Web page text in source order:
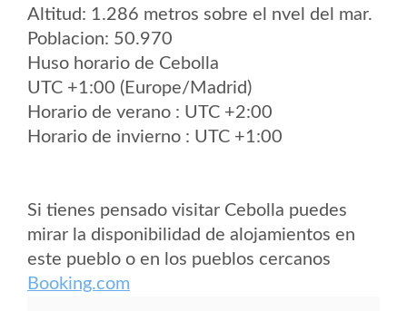
Altitud: 1.286 metros sobre el nvel del mar.
Poblacion: 50.970
Huso horario de Cebolla
UTC +1:00 (Europe/Madrid)
Horario de verano : UTC +2:00
Horario de invierno : UTC +1:00
Si tienes pensado visitar Cebolla puedes
mirar la disponibilidad de alojamientos en
este pueblo o en los pueblos cercanos
Booking.com